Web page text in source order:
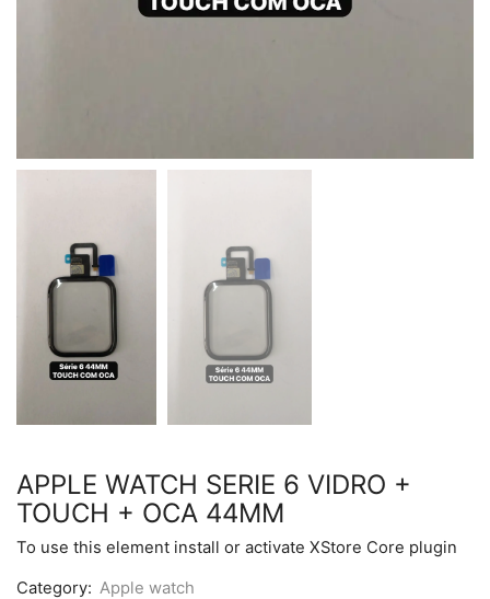
APPLE WATCH SERIE 6 VIDRO +
TOUCH + OCA 44MM
To use this element install or activate XStore Core plugin
Category: Apple watch